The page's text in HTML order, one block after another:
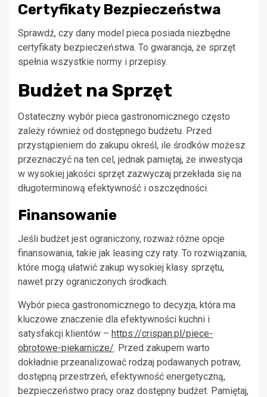
Certyfikaty Bezpieczeństwa
Sprawdź, czy dany model pieca posiada niezbędne
certyfikaty bezpieczeństwa. To gwarancja, że sprzęt
spełnia wszystkie normy i przepisy.
Budżet na Sprzęt
Ostateczny wybór pieca gastronomicznego często
zależy również od dostępnego budżetu. Przed
przystąpieniem do zakupu określ, ile środków możesz
przeznaczyć na ten cel, jednak pamiętaj, że inwestycja
w wysokiej jakości sprzęt zazwyczaj przekłada się na
długoterminową efektywność i oszczędności.
Finansowanie
Jeśli budżet jest ograniczony, rozważ różne opcje
finansowania, takie jak leasing czy raty. To rozwiązania,
które mogą ułatwić zakup wysokiej klasy sprzętu,
nawet przy ograniczonych środkach.
Wybór pieca gastronomicznego to decyzja, która ma
kluczowe znaczenie dla efektywności kuchni i
satysfakcji klientów – https://crispan.pl/piece-
obrotowe-piekarnicze/. Przed zakupem warto
dokładnie przeanalizować rodzaj podawanych potraw,
dostępną przestrzeń, efektywność energetyczną,
bezpieczeństwo pracy oraz dostępny budżet. Pamiętaj,